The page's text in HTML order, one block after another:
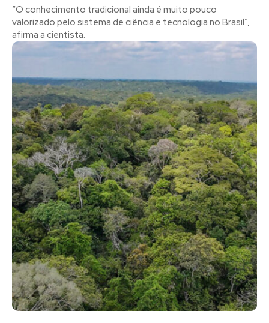
“O conhecimento tradicional ainda é muito pouco
valorizado pelo sistema de ciência e tecnologia no Brasil”,
afirma a cientista.